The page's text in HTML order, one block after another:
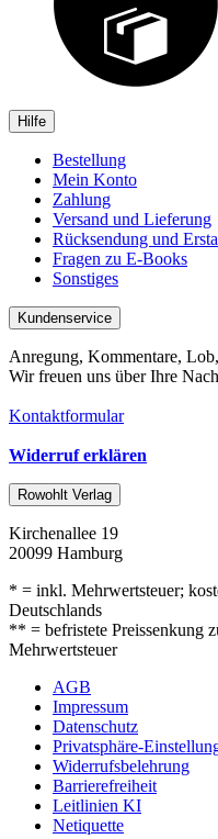
Hilfe
Bestellung
Mein Konto
Zahlung
Versand und Lieferung
Rücksendung und
Fragen zu E-Books
Sonstiges
Kundenservice
Anregung, Kommentare,
Wir freuen uns über Ihre
Kontaktformular
Widerruf erklären
Rowohlt Verlag
Kirchenallee 19
20099 Hamburg
* = inkl. Mehrwertsteuer;
Deutschlands
** = befristete Preissenkung
Mehrwertsteuer
AGB
Impressum
Datenschutz
Privatsphäre-
Widerrufsbelehrung
Barrierefreiheit
Leitlinien KI
Netiquette